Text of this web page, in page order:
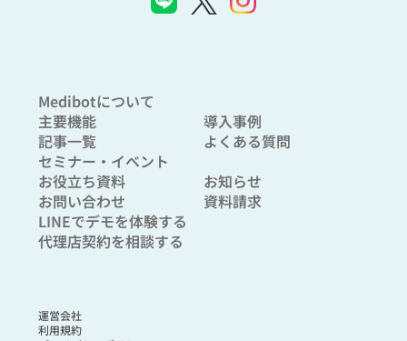
Medibotについて
主要機能
導入事例
記事一覧
よくある質問
セミナー・イベント
お役立ち資料
お知らせ
お問い合わせ
資料請求
LINEでデモを体験する
代理店契約を相談する
運営会社
利用規約